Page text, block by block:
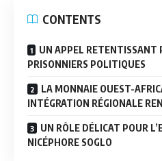
CONTENTS
UN APPEL RETENTISSANT
PRISONNIERS POLITIQUES
LA MONNAIE OUEST-
INTÉGRATION RÉGIONALE
UN RÔLE DÉLICAT POUR
NICÉPHORE SOGLO